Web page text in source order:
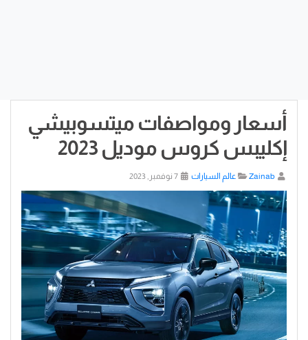
أسعار ومواصفات ميتسوبيشي
إكليبس كروس موديل 2023
Zainab عالم السيارات